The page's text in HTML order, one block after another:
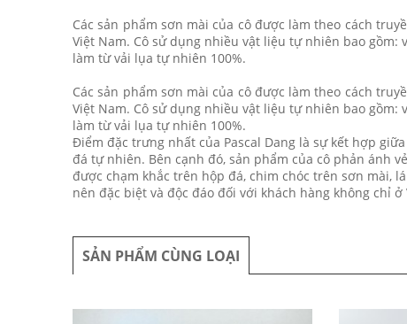
Các sản phẩm sơn mài của cô được làm theo cách
Việt Nam. Cô sử dụng nhiều vật liệu tự nhiên bao
làm từ vải lụa tự nhiên 100%.
Các sản phẩm sơn mài của cô được làm theo cách
Việt Nam. Cô sử dụng nhiều vật liệu tự nhiên bao
làm từ vải lụa tự nhiên 100%.
Điểm đặc trưng nhất của Pascal Dang là sự kết hợp
đá tự nhiên. Bên cạnh đó, sản phẩm của cô phản ánh
được chạm khắc trên hộp đá, chim chóc trên sơn mài,
nên đặc biệt và độc đáo đối với khách hàng không chỉ
SẢN PHẨM CÙNG LOẠI